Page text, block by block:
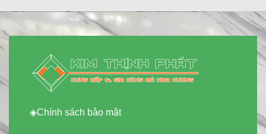
◈Chính sách bảo mật